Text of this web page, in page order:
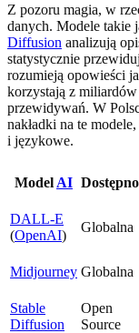
Z pozoru magia, w
danych. Modele takie
Diffusion analizują
statystycznie
rozumieją opowieści
korzystają z
przewidywań. W
nakładki na te
i językowe.
Model AI
DALL-E
(OpenAI)
Globalna
Midjourney Globalna
Stable
Diffusion
Open
Source